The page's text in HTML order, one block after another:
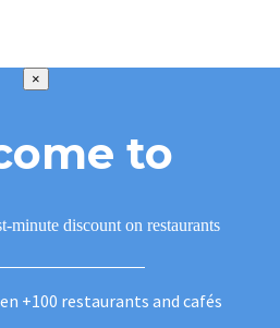
×
to
discount on restaurants
+100 restaurants and cafés